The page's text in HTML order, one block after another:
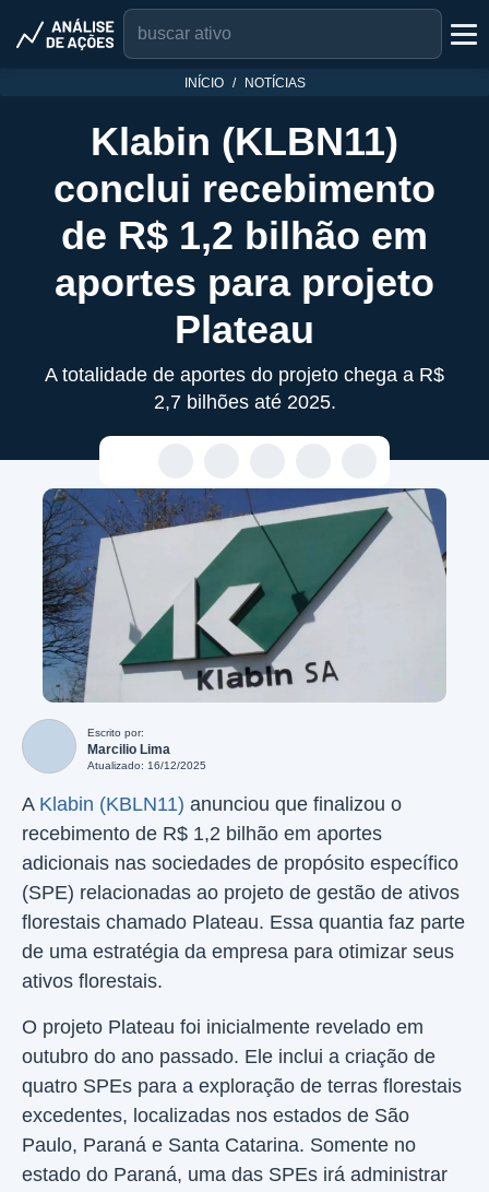
INÍCIO NOTÍCIAS
Klabin (KLBN11)
conclui recebimento
de R$ 1,2 bilhão em
aportes para projeto
Plateau
A totalidade de aportes do projeto chega a R$
2,7 bilhões até 2025.
Escrito por:
Marcilio Lima
Atualizado: 16/12/2025
A Klabin (KBLN11) anunciou que finalizou o
recebimento de R$ 1,2 bilhão em aportes
adicionais nas sociedades de propósito específico
(SPE) relacionadas ao projeto de gestão de ativos
florestais chamado Plateau. Essa quantia faz parte
de uma estratégia da empresa para otimizar seus
ativos florestais.
O projeto Plateau foi inicialmente revelado em
outubro do ano passado. Ele inclui a criação de
quatro SPEs para a exploração de terras florestais
excedentes, localizadas nos estados de São
Paulo, Paraná e Santa Catarina. Somente no
estado do Paraná, uma das SPEs irá administrar